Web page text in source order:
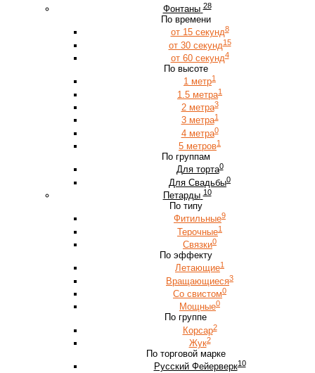
Фонтаны 28
По времени
от 15 секунд8
от 30 секунд15
от 60 секунд4
По высоте
1 метр1
1.5 метра1
2 метра3
3 метра1
4 метра0
5 метров1
По группам
Для торта0
Для Свадьбы0
Петарды 10
По типу
Фитильные9
Терочные1
Связки0
По эффекту
Летающие1
Вращающиеся3
Со свистом0
Мощные0
По группе
Корсар2
Жук2
По торговой марке
Русский Фейерверк10